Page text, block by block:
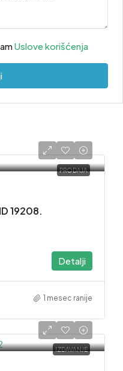
Uslove korišćenja
PRODAJA
19208.
Detalji
1 mesec ranije
IZDAVANJE